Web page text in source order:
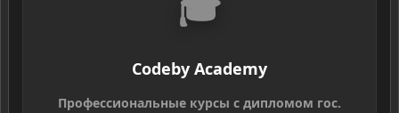
Codeby Academy
Профессиональные курсы с дипломом гос.